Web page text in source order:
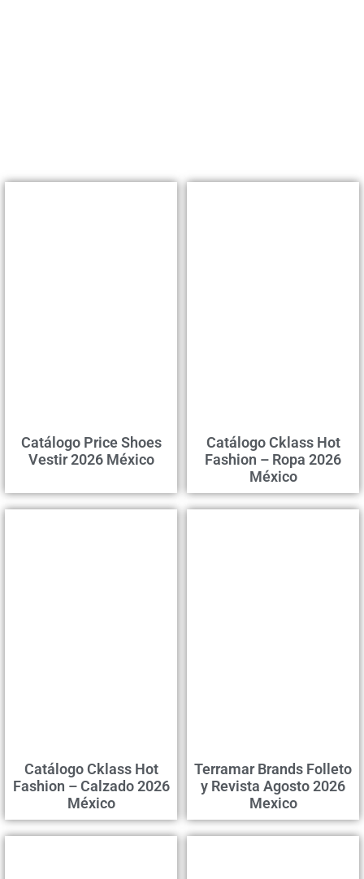
Catálogo Price Shoes
Vestir 2026 México
Catálogo Cklass Hot
Fashion – Ropa 2026
México
Catálogo Cklass Hot
Fashion – Calzado 2026
México
Terramar Brands Folleto
y Revista Agosto 2026
Mexico